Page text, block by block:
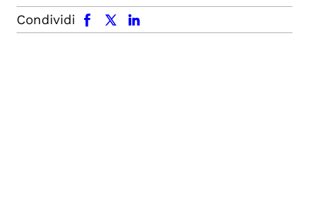
Condividi
facebook x.com linkedin